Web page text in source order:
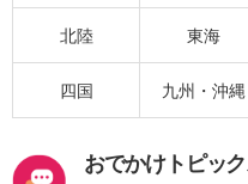
北陸 東海
四国 九州・沖縄
おでかけトピック